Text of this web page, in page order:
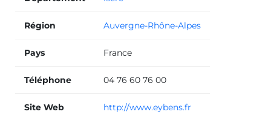
Région Auvergne-Rhône-Alpes
Pays France
Téléphone 04 76 60 76 00
Site Web http://www.eybens.fr